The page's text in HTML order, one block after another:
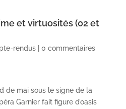
et virtuosités (02 et
rendus| 0 commentaires
de mai sous le signe de la
Garnier fait figure d’oasis